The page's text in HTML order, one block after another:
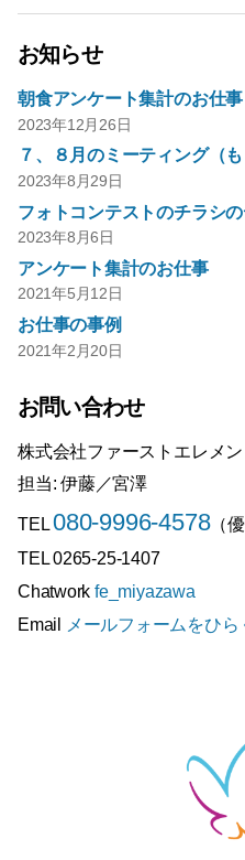
お知らせ
朝食アンケート集計のお仕事
2023年12月26日
７、８月のミーティング（
2023年8月29日
フォトコンテストのチラシ
2023年8月6日
アンケート集計のお仕事
2021年5月12日
お仕事の事例
2021年2月20日
お問い合わせ
株式会社ファーストエレメン
担当: 伊藤／宮澤
TEL080-9996-4578（優
TEL 0265-25-1407
Chatworkfe_miyazawa
Email
メールフォームをひら